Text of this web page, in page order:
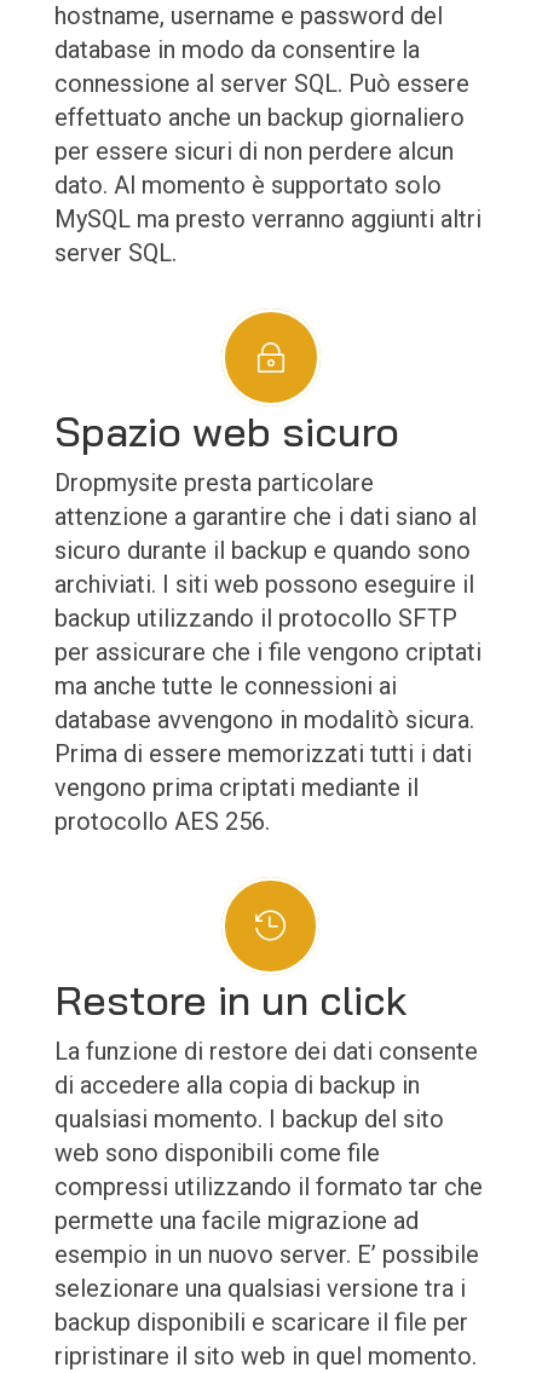
hostname, username e password del
database in modo da consentire la
connessione al server SQL. Può essere
effettuato anche un backup giornaliero
per essere sicuri di non perdere alcun
dato. Al momento è supportato solo
MySQL ma presto verranno aggiunti altri
server SQL.
~
Spazio web sicuro
Dropmysite presta particolare
attenzione a garantire che i dati siano al
sicuro durante il backup e quando sono
archiviati. I siti web possono eseguire il
backup utilizzando il protocollo SFTP
per assicurare che i file vengono criptati
ma anche tutte le connessioni ai
database avvengono in modalitò sicura.
Prima di essere memorizzati tutti i dati
vengono prima criptati mediante il
protocollo AES 256.

Restore in un click
La funzione di restore dei dati consente
di accedere alla copia di backup in
qualsiasi momento. I backup del sito
web sono disponibili come file
compressi utilizzando il formato tar che
permette una facile migrazione ad
esempio in un nuovo server. E’ possibile
selezionare una qualsiasi versione tra i
backup disponibili e scaricare il file per
ripristinare il sito web in quel momento.